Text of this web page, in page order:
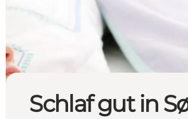
Schlaf gut in